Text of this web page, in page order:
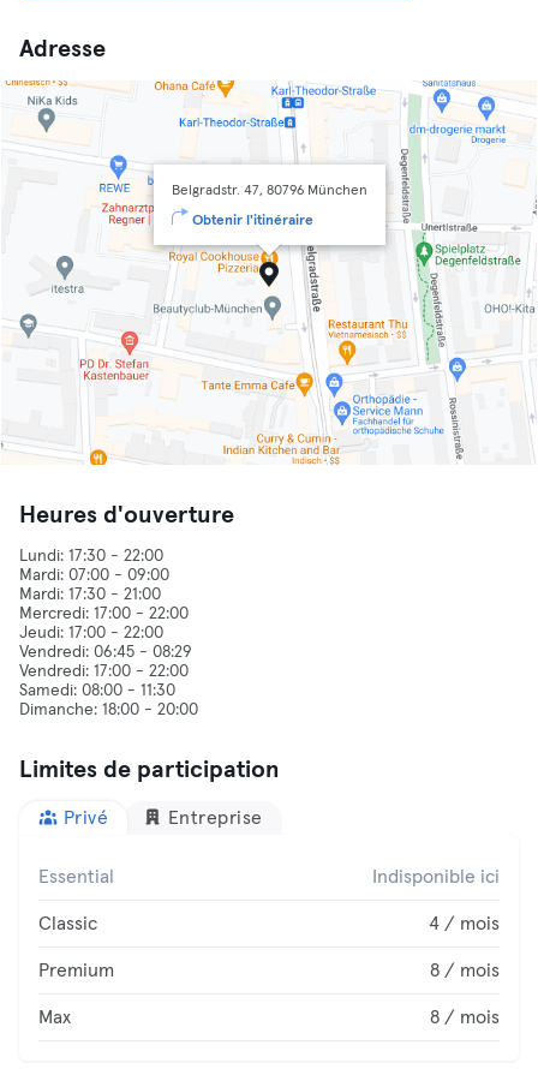
Adresse
Belgradstr. 47, 80796 München
Obtenir l'itinéraire
Heures d'ouverture
Lundi: 17:30 - 22:00
Mardi: 07:00 - 09:00
Mardi: 17:30 - 21:00
Mercredi: 17:00 - 22:00
Jeudi: 17:00 - 22:00
Vendredi: 06:45 - 08:29
Vendredi: 17:00 - 22:00
Samedi: 08:00 - 11:30
Limites de participation
Privé Entreprise
Essential Indisponible ici
Classic 4 / mois
Premium 8 / mois
Max 8 / mois